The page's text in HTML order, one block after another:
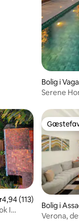
Bolig i
Serene
ud af 5 i
4,94 (113)
I
Bolig i
Verona,